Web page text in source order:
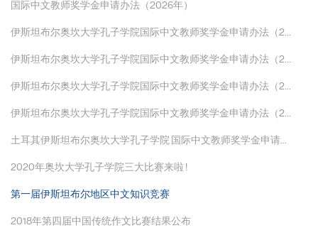
国际中文教师奖学金申请办法（2026年）
伊斯坦布尔奥坎大学孔子学院国际中文教师奖学金申请办法（2...
伊斯坦布尔奥坎大学孔子学院国际中文教师奖学金申请办法（2...
伊斯坦布尔奥坎大学孔子学院国际中文教师奖学金申请办法（2...
伊斯坦布尔奥坎大学孔子学院国际中文教师奖学金申请办法（2...
土耳其伊斯坦布尔奥坎大学孔子学院 国际中文教师奖学金申请...
2020年奥坎大学孔子学院三大比赛来啦 !
第一届伊斯坦布尔地区中文知识竞赛
2018年第四届中国传统作文比赛结果公布